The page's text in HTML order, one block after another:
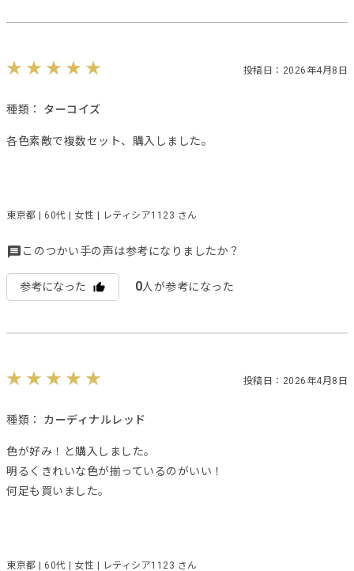
投稿日：2026年4月8日
種類： ターコイズ
各色素敵で複数セット、購入しました。
東京都 | 60代 | 女性 | レティシア1123 さん
このつかい手の声は参考になりましたか？
参考になった 0人が参考になった
投稿日：2026年4月8日
種類： カーディナルレッド
色が好み！と購入しました。
明るくきれいな色が揃っているのがいい！
何足も買いました。
東京都 | 60代 | 女性 | レティシア1123 さん